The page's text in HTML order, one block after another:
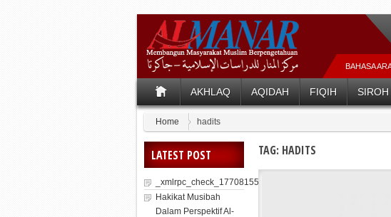
BAHASA
AKHLAQ AQIDAH FIQIH SIROH
Home hadits
LATEST POST
_xmlrpc_check_1770815571_1881
Hakikat Musibah
Dalam Perspektif Al-
TAG: HADITS